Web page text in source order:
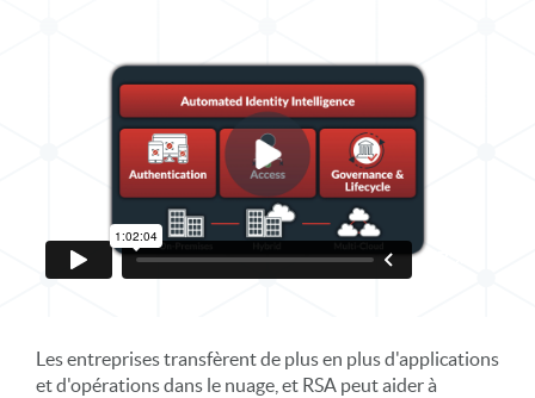
Les entreprises transfèrent de plus en plus d'applications
et d'opérations dans le nuage, et RSA peut aider à